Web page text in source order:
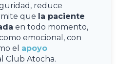
reduce
que la paciente
en todo momento,
emocional, con
el apoyo
Club Atocha.